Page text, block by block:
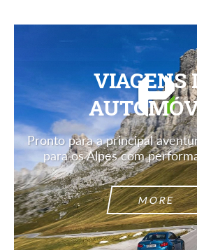
VIAGENS
Pronto para a principal
para os Alpes com
MORE